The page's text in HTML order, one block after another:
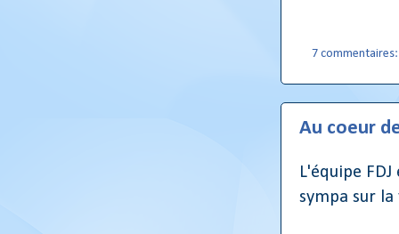
7
Au coeur
L'équipe
sympa sur